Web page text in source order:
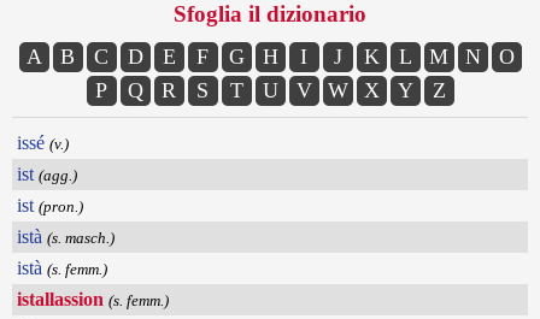
Sfoglia il dizionario
A B C D E F G H I J K L M N
O
P
Q R S T U V W X Y Z
issé (v.)
ist (agg.)
ist (pron.)
istà (s. masch.)
istà (s. femm.)
istallassion (s. femm.)